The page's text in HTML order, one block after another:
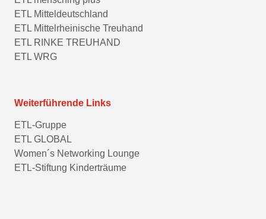
ETL Mitteldeutschland
ETL Mittelrheinische Treuhand
ETL RINKE TREUHAND
ETL WRG
Weiterführende Links
ETL-Gruppe
ETL GLOBAL
Women´s Networking Lounge
ETL-Stiftung Kinderträume